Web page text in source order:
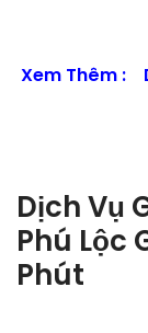
Xem Thêm :
Dịch Vụ
Phú Lộc
Phút